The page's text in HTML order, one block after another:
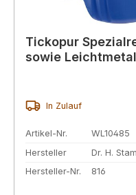
Tickopur
sowie
In Zulauf
Artikel-Nr.
WL10485
Hersteller
Dr. H.
Hersteller-Nr.
816